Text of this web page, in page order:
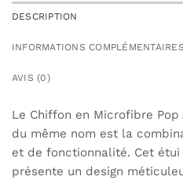
DESCRIPTION
INFORMATIONS COMPLÉMENTAIRES
AVIS (0)
Le Chiffon en Microfibre
du même nom est la
et de fonctionnalité. Cet
présente un design